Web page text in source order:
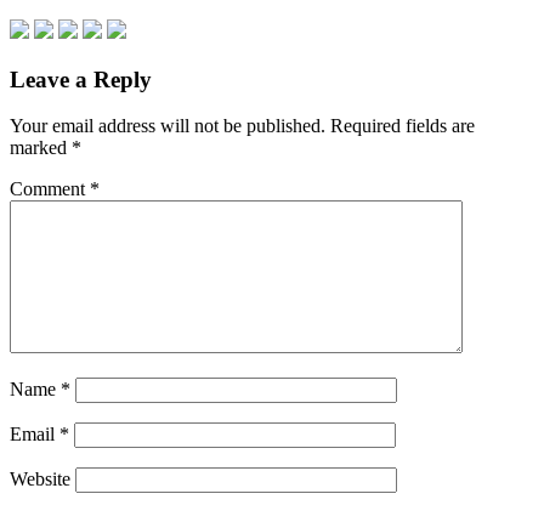
Leave a Reply
Your email address will not be published. Required fields are
marked *
Comment *
Name *
Email *
Website